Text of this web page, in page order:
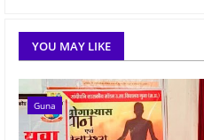
YOU MAY LIKE
Guna